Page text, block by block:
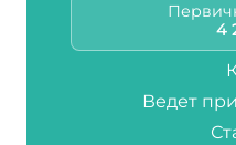
4
Ведет